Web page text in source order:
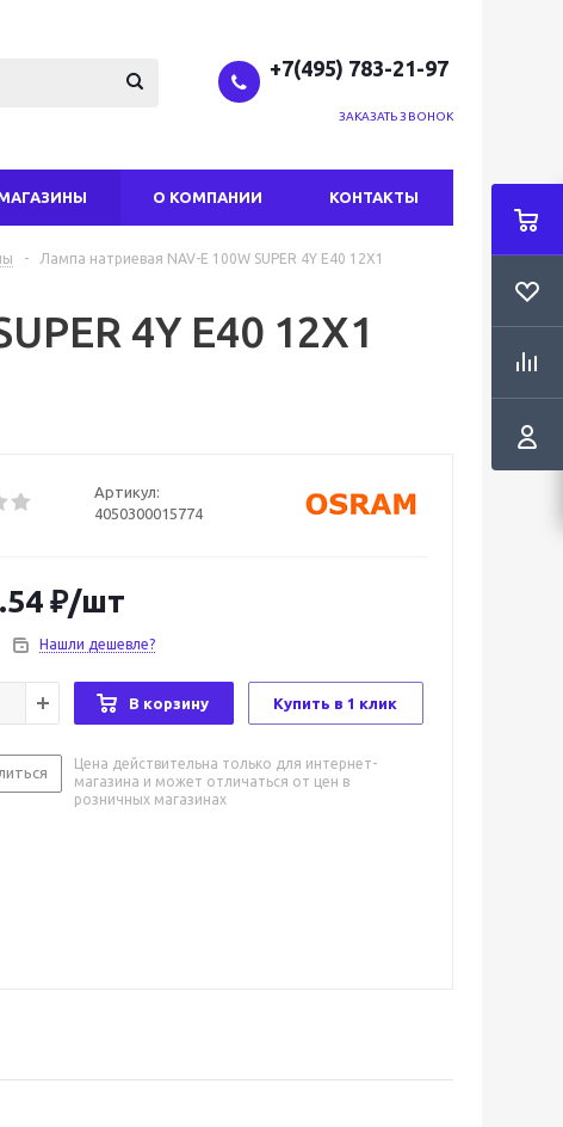
+7(495) 783-21-97
ЗАКАЗАТЬ ЗВОНОК
О КОМПАНИИ КОНТАКТЫ
-
Лампа натриевая NAV-E 100W SUPER 4Y E40 12X1
4Y E40 12X1
Артикул:
4050300015774
₽/шт
Нашли дешевле?
В корзину Купить в 1 клик
Цена действительна только для интернет-
магазина и может отличаться от цен в
розничных магазинах